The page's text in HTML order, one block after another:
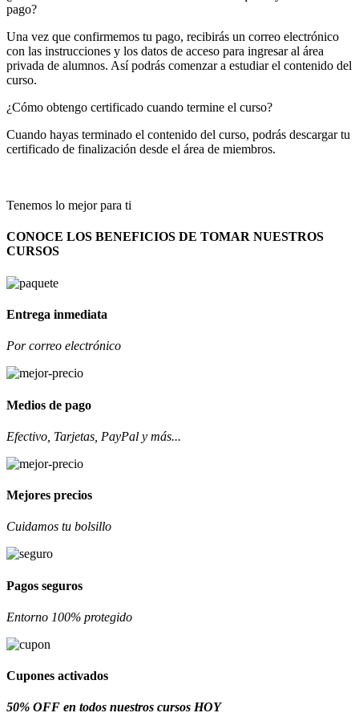
pago?
Una vez que confirmemos tu pago, recibirás un correo electrónico
con las instrucciones y los datos de acceso para ingresar al área
privada de alumnos. Así podrás comenzar a estudiar el contenido del
curso.
¿Cómo obtengo certificado cuando termine el curso?
Cuando hayas terminado el contenido del curso, podrás descargar tu
certificado de finalización desde el área de miembros.
Tenemos lo mejor para ti
CONOCE LOS BENEFICIOS DE TOMAR NUESTROS
CURSOS
Entrega inmediata
Por correo electrónico
Medios de pago
Efectivo, Tarjetas, PayPal y más...
Mejores precios
Cuidamos tu bolsillo
Pagos seguros
Entorno 100% protegido
Cupones activados
50% OFF en todos nuestros cursos HOY